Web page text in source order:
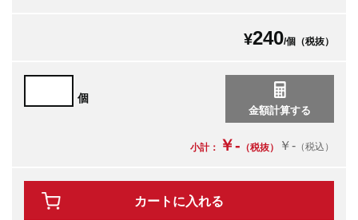
¥240/個（税抜）
個
小計： ￥- （税抜） ￥- （税込）
カートに入れる